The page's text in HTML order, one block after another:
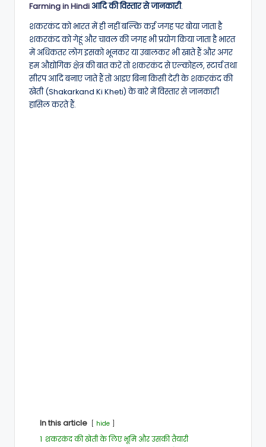
Farming in Hindi आदि की विस्तार से जानकारी.
शकरकंद को भारत में ही नहीं बल्कि कई जगह पर बोया जाता है
शकरकंद को गेहूं और चावल की जगह भी प्रयोग किया जाता है भारत
में अधिकतर लोग इसको भूनकर या उबालकर भी खाते हैं और अगर
हम औद्योगिक क्षेत्र की बात करें तो शकरकंद से एल्कोहल, स्टार्च तथा
सीरप आदि बनाए जाते हैं तो आइए बिना किसी देरी के शकरकंद की
खेती (Shakarkand Ki Kheti) के बारे में विस्तार से जानकारी
हासिल करते हैं.
In this article hide
1 शकरकंद की खेती के लिए भूमि और उसकी तैयारी